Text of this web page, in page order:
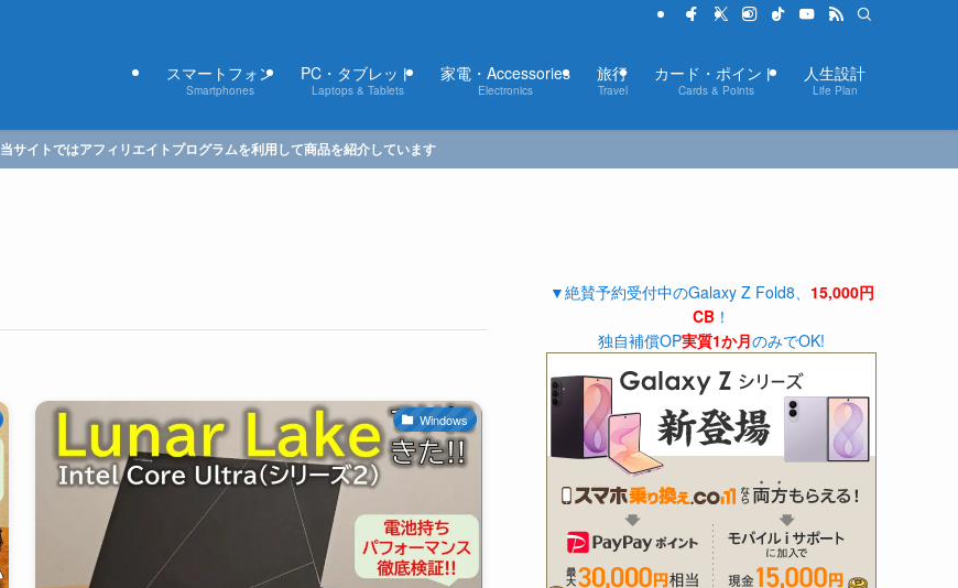
スマートフォン
Smartphones
PC・タブレット
Laptops & Tablets
家電・Accessories
Electronics
旅行
Travel
カード・ポイント
Cards & Points
人生設計
Life Plan
当サイトではアフィリエイトプログラムを利用して商品を紹介しています
Windows
▼絶賛予約受付中のGalaxy Z Fold8、 15,000円
CB ！
独自補償OP実質1か月のみでOK!